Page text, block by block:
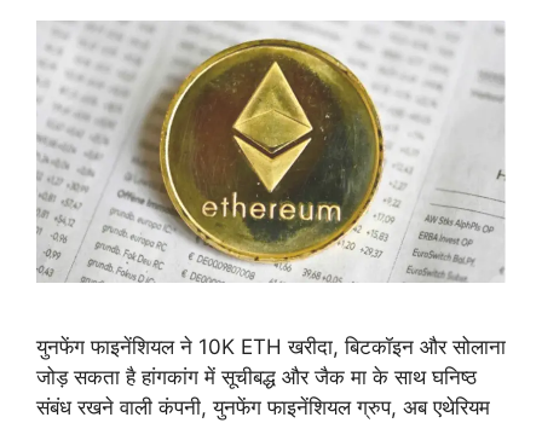
युनफेंग फाइनेंशियल ने 10K ETH खरीदा, बिटकॉइन और सोलाना
जोड़ सकता है हांगकांग में सूचीबद्ध और जैक मा के साथ घनिष्ठ
संबंध रखने वाली कंपनी, युनफेंग फाइनेंशियल ग्रुप, अब एथेरियम